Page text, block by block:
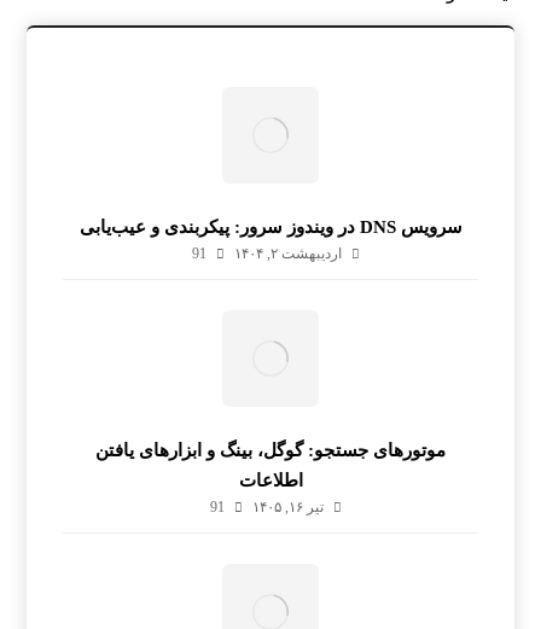
سرویس DNS در ویندوز سرور: پیکربندی و عیب‌یابی
اردیبهشت ۲, ۱۴۰۴ 91
موتورهای جستجو: گوگل، بینگ و ابزارهای یافتن
اطلاعات
تیر ۱۶, ۱۴۰۵ 91